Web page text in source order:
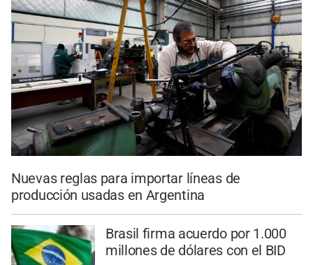
Nuevas reglas para importar líneas de
producción usadas en Argentina
Brasil firma acuerdo por 1.000
millones de dólares con el BID